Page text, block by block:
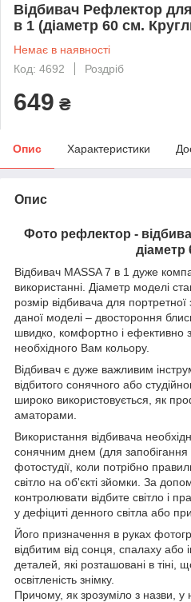
Відбивач Рефлектор
в 1 (діаметр 60 см.
Немає в наявності
Код: 4692
Роздріб
649 ₴
Опис Характеристики
Опис
Фото рефлектор -
діаметр
Відбивач MASSA 7 в 1 дуже
використанні. Діаметр моделі
розмір відбивача для
даної моделі – двостороння
швидко, комфортно і ефективно
необхідного Вам кольору.
Відбивач є дуже важливим
відбитого сонячного або
широко використовується, як
аматорами.
Використання відбивача
сонячним днем (для запобігання
фотостудії, коли потрібно
світло на об'єкті зйомки. За
контролювати відбите світло і
у дефіциті денного світла або
Його призначення в руках
відбитим від сонця, спалаху або
деталей, які розташовані в тіні,
освітленість знімку.
Причому, як зрозуміло з назви, у